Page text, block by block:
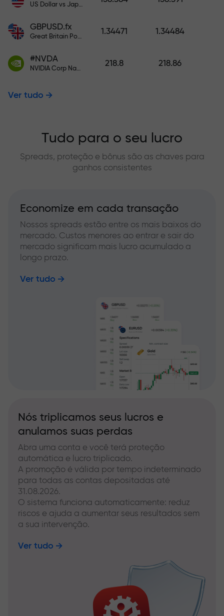
US Dollar vs Japanese Yen
GBPUSD.fx
Great Britain Pound vs US Dollar
1.34471 1.34484
#NVDA
NVIDIA Corp Nasdaq Stock Exchange (Nasdaq) USD
218.8 218.86
Ver tudo
Tudo para o seu lucro
Spreads, proteção e bônus são as chaves para
ganhos consistentes
Economize em cada transação
Nossos spreads estão entre os mais baixos do
mercado. Custos menores ao entrar e sair do
mercado significam mais lucro acumulado a
longo prazo.
Ver tudo
Nós triplicamos seus lucros e
anulamos suas perdas
Abra uma conta e você terá proteção
automática e lucro triplicado.
A promoção é válida por tempo indeterminado
para todas as contas depositadas até
31.08.2026.
O sistema funciona automaticamente: reduz
riscos e ajuda a aumentar seus resultados sem
a sua intervenção.
Ver tudo